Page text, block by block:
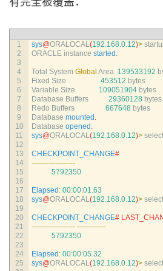
1
2
3
4
5
6
7
8
9
10
11
12
13
14
15
16
17
18
19
20
21
22
23
24
25
sys@ORALOCAL(192.168.0.12)>
ORACLE instance started .
Total System Global Area 139533192
Fixed Size 453512 bytes
Variable Size 109051904 bytes
Database Buffers 29360128 bytes
Redo Buffers 667648 bytes
Database mounted .
Database opened .
sys@ORALOCAL(192.168.0.12)>
CHECKPOINT_CHANGE#
------------------
5792350
Elapsed : 00:00:01.63
sys@ORALOCAL(192.168.0.12)>
CHECKPOINT_CHANGE#
------------------ ------------
5792350
Elapsed : 00:00:05.32
sys@ORALOCAL(192.168.0.12)>